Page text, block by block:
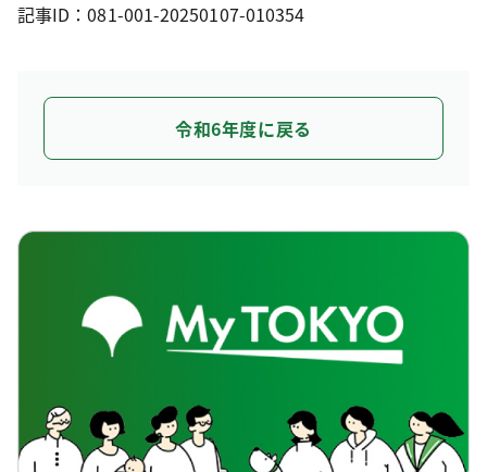
記事ID：081-001-20250107-010354
令和6年度に戻る